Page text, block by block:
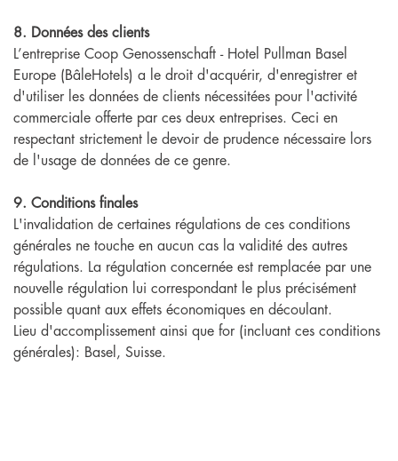
8. Données des clients
L’entreprise Coop Genossenschaft - Hotel Pullman Basel
Europe (BâleHotels) a le droit d'acquérir, d'enregistrer et
d'utiliser les données de clients nécessitées pour l'activité
commerciale offerte par ces deux entreprises. Ceci en
respectant strictement le devoir de prudence nécessaire lors
de l'usage de données de ce genre.
9. Conditions finales
L'invalidation de certaines régulations de ces conditions
générales ne touche en aucun cas la validité des autres
régulations. La régulation concernée est remplacée par une
nouvelle régulation lui correspondant le plus précisément
possible quant aux effets économiques en découlant.
Lieu d'accomplissement ainsi que for (incluant ces conditions
générales): Basel, Suisse.